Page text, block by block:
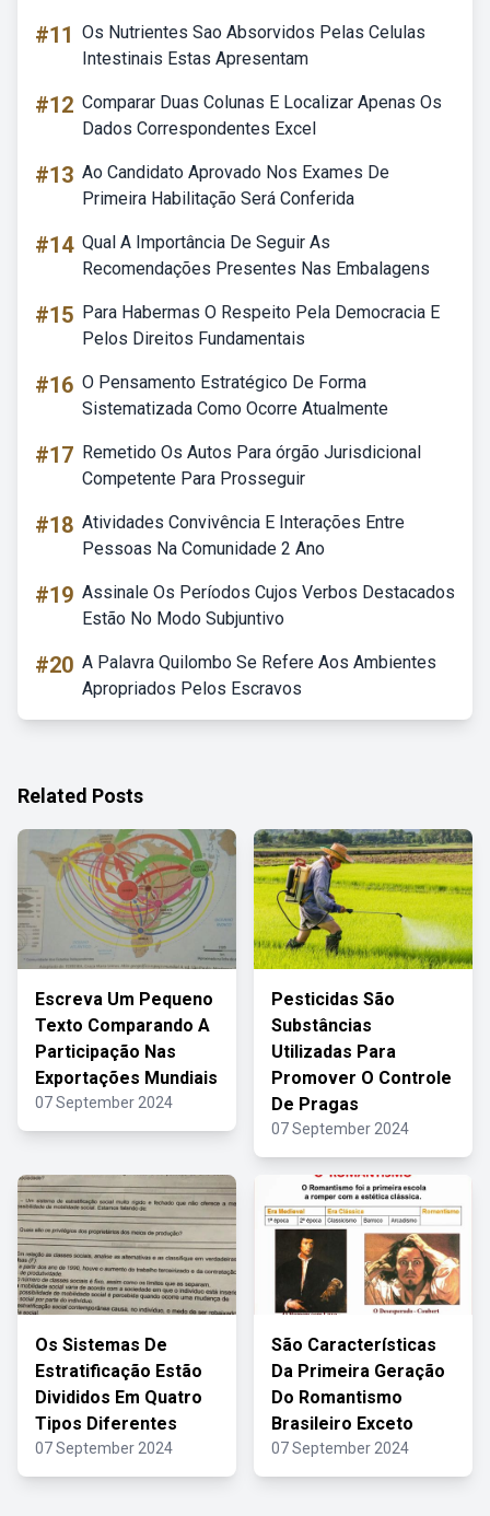
#11 Os Nutrientes Sao Absorvidos Pelas Celulas
Intestinais Estas Apresentam
#12 Comparar Duas Colunas E Localizar Apenas Os
Dados Correspondentes Excel
#13 Ao Candidato Aprovado Nos Exames De
Primeira Habilitação Será Conferida
#14 Qual A Importância De Seguir As
Recomendações Presentes Nas Embalagens
#15 Para Habermas O Respeito Pela Democracia E
Pelos Direitos Fundamentais
#16 O Pensamento Estratégico De Forma
Sistematizada Como Ocorre Atualmente
#17 Remetido Os Autos Para órgão Jurisdicional
Competente Para Prosseguir
#18 Atividades Convivência E Interações Entre
Pessoas Na Comunidade 2 Ano
#19 Assinale Os Períodos Cujos Verbos Destacados
Estão No Modo Subjuntivo
#20 A Palavra Quilombo Se Refere Aos Ambientes
Apropriados Pelos Escravos
Related Posts
Escreva Um Pequeno
Texto Comparando A
Participação Nas
Exportações Mundiais
07 September 2024
Pesticidas São
Substâncias
Utilizadas Para
Promover O Controle
De Pragas
07 September 2024
Os Sistemas De
Estratificação Estão
Divididos Em Quatro
Tipos Diferentes
07 September 2024
São Características
Da Primeira Geração
Do Romantismo
Brasileiro Exceto
07 September 2024